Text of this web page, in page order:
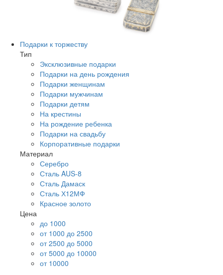
Подарки к торжеству
Тип
Эксклюзивные подарки
Подарки на день рождения
Подарки женщинам
Подарки мужчинам
Подарки детям
На крестины
На рождение ребенка
Подарки на свадьбу
Корпоративные подарки
Материал
Серебро
Сталь AUS-8
Сталь Дамаск
Сталь Х12МФ
Красное золото
Цена
до 1000
от 1000 до 2500
от 2500 до 5000
от 5000 до 10000
от 10000